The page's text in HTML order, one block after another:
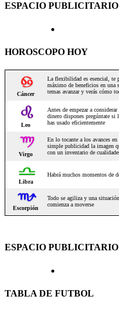
ESPACIO PUBLICITARIO
HOROSCOPO HOY
ESPACIO PUBLICITARIO
TABLA DE FUTBOL